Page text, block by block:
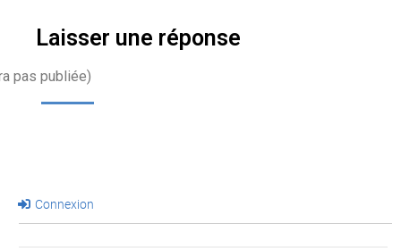
Laisser une réponse
pas publiée)
Connexion